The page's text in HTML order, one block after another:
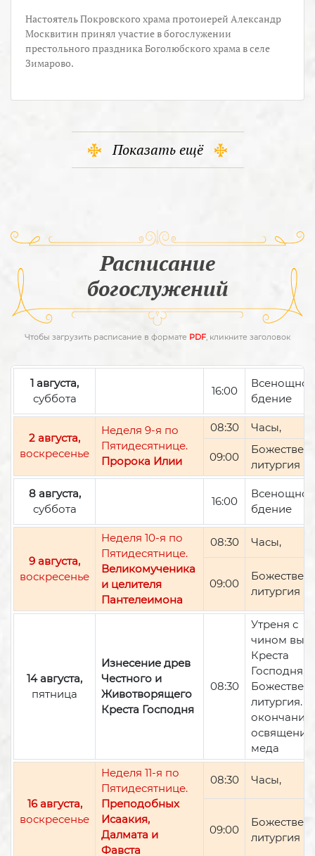
Настоятель Покровского храма протоиерей Александр
Москвитин принял участие в богослужении
престольного праздника Боголюбского храма в селе
Зимарово.
Показать ещё
Расписание
богослужений
Чтобы загрузить расписание в формате PDF, кликните заголовок
1 августа,
суббота
16:00
Всенощное
бдение
2 августа,
воскресенье
Неделя 9-я по
Пятидесятнице.
Пророка Илии
08:30 Часы,
09:00
литургия
8 августа,
суббота
16:00
Всенощное
бдение
9 августа,
воскресенье
Неделя 10-я по
Пятидесятнице.
Великомученика
и целителя
Пантелеимона
08:30 Часы,
09:00
литургия
14 августа,
пятница
Изнесение древ
Честного и
Животворящего
Креста Господня
08:30
Утреня с
чином
Креста
Господня,
литургия.
окончании
освящение
меда
16 августа,
воскресенье
Неделя 11-я по
Пятидесятнице.
Преподобных
Исаакия,
Далмата и
Фавста
08:30 Часы,
09:00
литургия